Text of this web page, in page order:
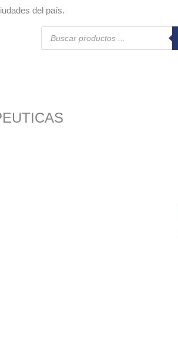
del país.
Búsqueda
productos